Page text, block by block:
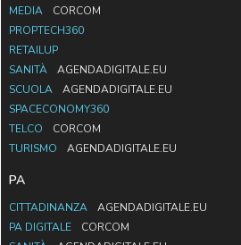
MEDIA
CORCOM
PROPTECH360
RETAILUP
SANITÀ
AGENDADIGITALE.EU
SCUOLA
AGENDADIGITALE.EU
SPACECONOMY360
TELCO
CORCOM
TURISMO
AGENDADIGITALE.EU
PA
CITTADINANZA
AGENDADIGITALE.EU
PA DIGITALE
CORCOM